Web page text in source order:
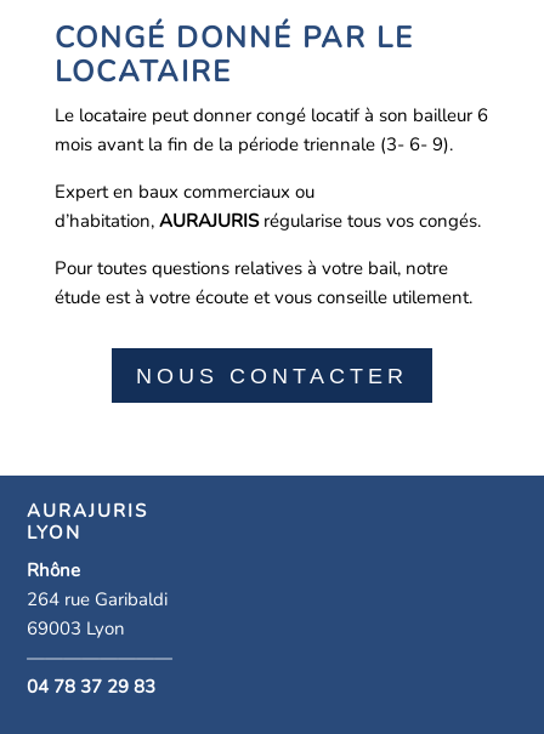
CONGÉ DONNÉ PAR LE
LOCATAIRE
Le locataire peut donner congé locatif à son bailleur 6
mois avant la fin de la période triennale (3- 6- 9).
Expert en baux commerciaux ou
d’habitation, AURAJURIS régularise tous vos congés.
Pour toutes questions relatives à votre bail, notre
étude est à votre écoute et vous conseille utilement.
NOUS CONTACTER
AURAJURIS
LYON
Rhône
264 rue Garibaldi
69003 Lyon
————————
04 78 37 29 83